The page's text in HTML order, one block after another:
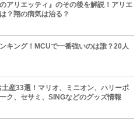
アリエッティ』のその後を解説！アリエ
？翔の病気は治る？
キング！MCUで一番強いのは誰？20人
土産33選！マリオ、ミニオン、ハリーポ
ク、セサミ、SINGなどのグッズ情報